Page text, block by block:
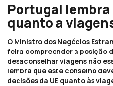
Portugal lembra
quanto a
O Ministro dos Negócios
feira compreender a posição
desaconselhar viagens não
lembra que este conselho
decisões da UE quanto às